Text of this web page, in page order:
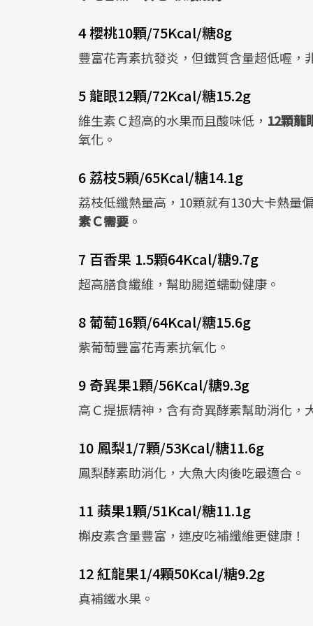
4 櫻桃10顆/75Kcal/糖8g
豐富花青素抗發炎，但鐵質含量超低喔，
5 龍眼12顆/72Kcal/糖15.2g
維生素Ｃ超高的水果而且酸味低， 12顆龍
氧化。
6 荔枝5顆/65Kcal/糖14.1g
荔枝低纖熱量高，10顆就有130大卡熱量
素Ｃ需要 。
7 百香果 1.5顆64Kcal/糖9.7g
超高膳食纖維，幫助腸道蠕動健康。
8 葡萄16顆/64Kcal/糖15.6g
紫葡萄豐富花青素抗氧化。
9 奇異果1顆/56Kcal/糖9.3g
高Ｃ提振精神，含有奇異酵素幫助消化，
10 鳳梨1/7顆/53Kcal/糖11.6g
鳳梨酵素助消化，大魚大肉後吃最適合。
11 蘋果1顆/51Kcal/糖11.1g
槲皮素含量豐富，連皮吃補纖維更健康！
12 紅龍果1/4顆50Kcal/糖9.2g
真補鐵水果。